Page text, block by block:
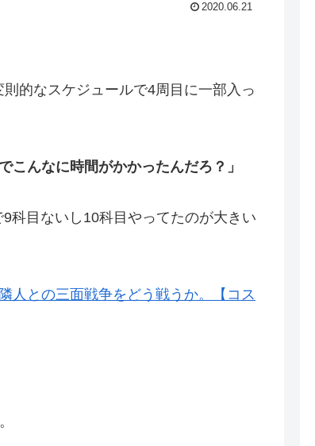
2020.06.21
的なスケジュールで4周目に一部入っ
こんなに時間がかかったんだろ？」
科目ないし10科目やってたのが大きい
人との三面戦争をどう戦うか。【コス